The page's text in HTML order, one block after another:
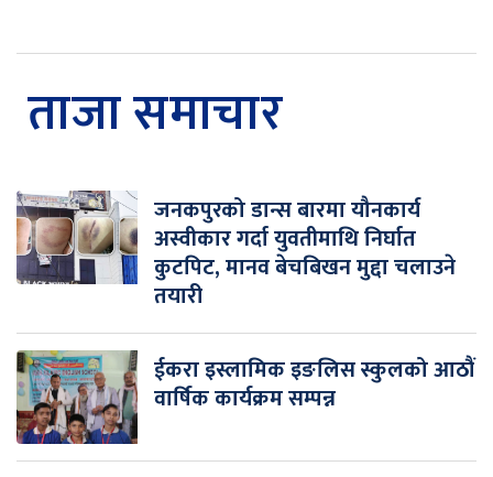
ताजा समाचार
जनकपुरको डान्स बारमा यौनकार्य
अस्वीकार गर्दा युवतीमाथि निर्घात
कुटपिट, मानव बेचबिखन मुद्दा चलाउने
तयारी
ईकरा इस्लामिक इङलिस स्कुलको आठौं
वार्षिक कार्यक्रम सम्पन्न